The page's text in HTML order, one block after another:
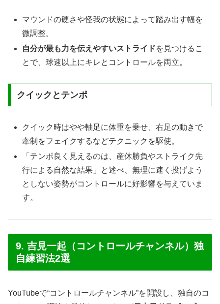
マウンドの硬さや怪我の状態によって踏み出す幅を
微調整。
自分が最も力を伝えやすいストライドを見つけるこ
とで、球速以上にキレとコントロールを両立。
クイックとテンポ
クイック時はやや軸足に体重を乗せ、右足の動きで
牽制をフェイクするなどテクニックを駆使。
「テンポ良く見えるのは、産休勝負やストライク先
行による自然な結果」と述べ、無理に速く投げよう
としない姿勢がコントロールに好影響を与えていま
す。
9. 吉見一起（コントロールチャンネル）独
自練習法2選
YouTubeで“コントロールチャンネル”を開設し、独自のコ